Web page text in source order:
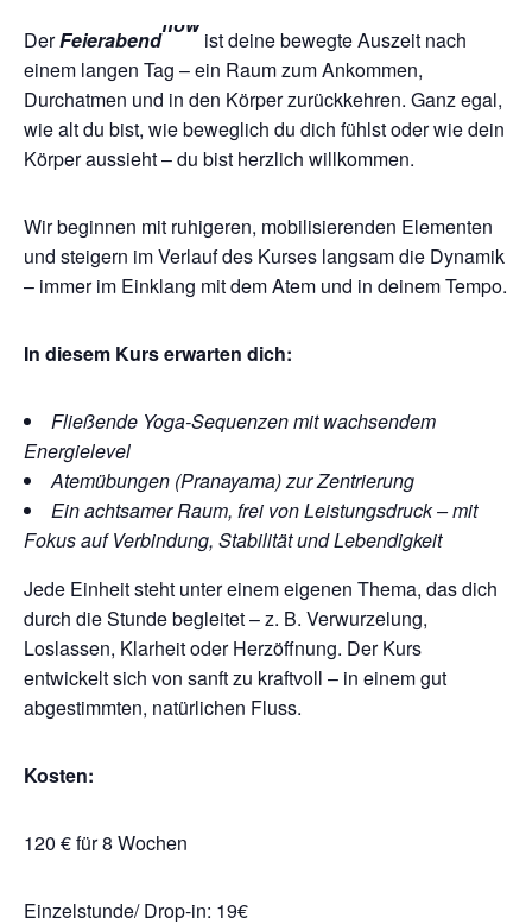
DerFeierabend
flow
ist deine bewegte Auszeit nach
einem langen Tag – ein Raum zum Ankommen,
Durchatmen und in den Körper zurückkehren. Ganz egal,
wie alt du bist, wie beweglich du dich fühlst oder wie dein
Körper aussieht – du bist herzlich willkommen.
Wir beginnen mit ruhigeren, mobilisierenden Elementen
und steigern im Verlauf des Kurses langsam die Dynamik
– immer im Einklang mit dem Atem und in deinem Tempo.
In diesem Kurs erwarten dich:
Fließende Yoga-Sequenzen mit wachsendem
Energielevel
Atemübungen (Pranayama) zur Zentrierung
Ein achtsamer Raum, frei von Leistungsdruck – mit
Fokus auf Verbindung, Stabilität und Lebendigkeit
Jede Einheit steht unter einem eigenen Thema, das dich
durch die Stunde begleitet – z. B. Verwurzelung,
Loslassen, Klarheit oder Herzöffnung. Der Kurs
entwickelt sich von sanft zu kraftvoll – in einem gut
abgestimmten, natürlichen Fluss.
Kosten:
120 € für 8 Wochen
Einzelstunde/ Drop-in: 19€